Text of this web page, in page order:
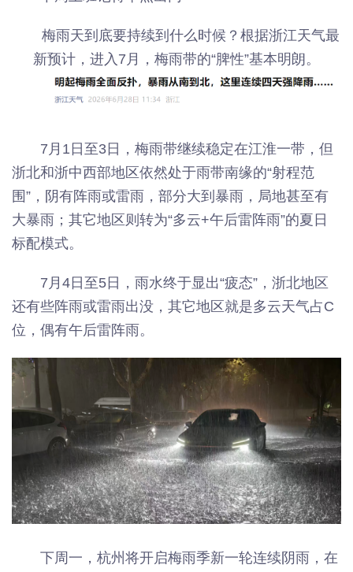
梅雨天到底要持续到什么时候？根据浙江天气最
新预计，进入7月，梅雨带的“脾性”基本明朗。
7月1日至3日，梅雨带继续稳定在江淮一带，但
浙北和浙中西部地区依然处于雨带南缘的“射程范
围”，阴有阵雨或雷雨，部分大到暴雨，局地甚至有
大暴雨；其它地区则转为“多云+午后雷阵雨”的夏日
标配模式。
7月4日至5日，雨水终于显出“疲态”，浙北地区
还有些阵雨或雷雨出没，其它地区就是多云天气占C
位，偶有午后雷阵雨。
下周一，杭州将开启梅雨季新一轮连续阴雨，在